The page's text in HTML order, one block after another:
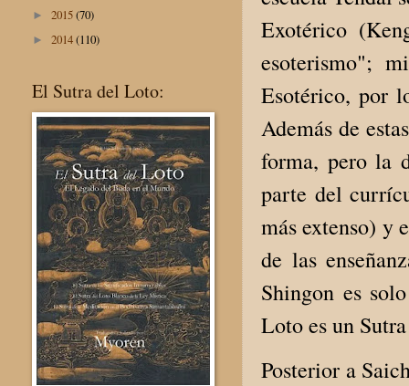
Exotérico
esoterismo";
Esotérico, por
Además de
forma, pero la
parte del
más extenso) y
de las
Shingon es
Loto es un
Posterior a
► 2015(70)
► 2014(110)
El Sutra del Loto: